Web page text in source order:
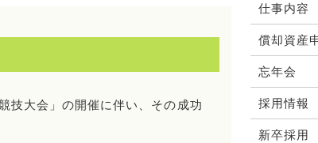
技大会」の開催に伴い、その成功
仕事内容
償却資産
忘年会
採用情報
新卒採用